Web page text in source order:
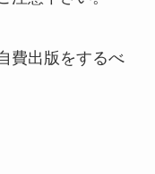
費出版をするべ